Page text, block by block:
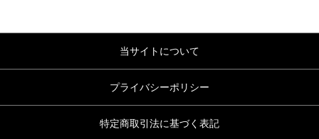
当サイトについて
プライバシーポリシー
特定商取引法に基づく表記